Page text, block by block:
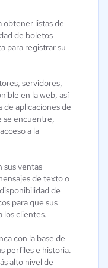
obtener listas de
de boletos
para registrar su
servidores,
en la web, así
de aplicaciones de
se encuentre,
a la
sus ventas
de texto o
de
para que sus
los clientes.
con la base de
perfiles e historia.
alto nivel de